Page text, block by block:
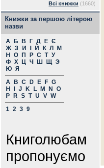
Всі книжки (1660)
Книжки за першою літерою
назви
А Б В Г Д Е Є
Ж З И Й К Л
М
Н
О П Р С Т У
Ф Х Ц Ч Ш Щ Э
Ю Я
A
B C D E F G
H
J K L M N
O
P
R S T U V W
1 2 3 9
Книголюбам
пропонуємо